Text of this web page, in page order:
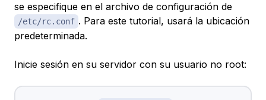
se especifique en el archivo de configuración de
/etc/rc.conf . Para este tutorial, usará la ubicación
predeterminada.
Inicie sesión en su servidor con su usuario no root: